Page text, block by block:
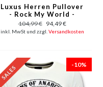
Luxus Herren Pullover
- Rock My World -
Rosa
104,99 € 94,49 €
inkl. MwSt und zzgl. Versandkosten
-10%